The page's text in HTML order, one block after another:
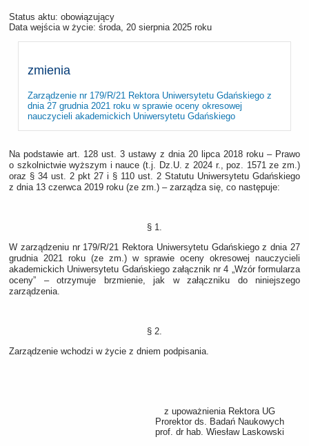
Status aktu: obowiązujący
Data wejścia w życie: środa, 20 sierpnia 2025 roku
zmienia
Zarządzenie nr 179/R/21 Rektora Uniwersytetu Gdańskiego z
dnia 27 grudnia 2021 roku w sprawie oceny okresowej
nauczycieli akademickich Uniwersytetu Gdańskiego
Na podstawie art. 128 ust. 3 ustawy z dnia 20 lipca 2018 roku – Prawo
o szkolnictwie wyższym i nauce (t.j. Dz.U. z 2024 r., poz. 1571 ze zm.)
oraz § 34 ust. 2 pkt 27 i § 110 ust. 2 Statutu Uniwersytetu Gdańskiego
z dnia 13 czerwca 2019 roku (ze zm.) – zarządza się, co następuje:
§ 1.
W zarządzeniu nr 179/R/21 Rektora Uniwersytetu Gdańskiego z dnia 27
grudnia 2021 roku (ze zm.) w sprawie oceny okresowej nauczycieli
akademickich Uniwersytetu Gdańskiego załącznik nr 4 „Wzór formularza
oceny” – otrzymuje brzmienie, jak w załączniku do niniejszego
zarządzenia.
§ 2.
Zarządzenie wchodzi w życie z dniem podpisania.
z upoważnienia Rektora UG
Prorektor ds. Badań Naukowych
prof. dr hab. Wiesław Laskowski